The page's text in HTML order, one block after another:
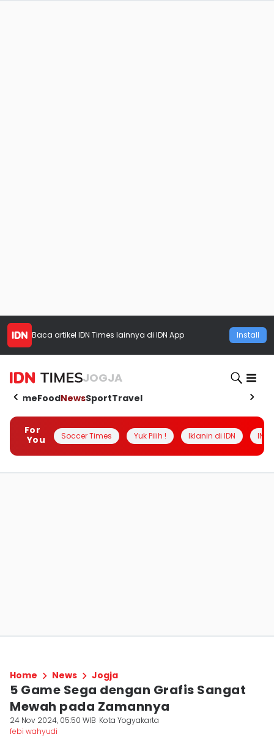
Baca artikel IDN Times lainnya di IDN App Install
JOGJA
HomeFoodNewsSportTravel
For
You
Soccer Times Yuk Pilih ! Iklanin di IDN
Home News Jogja
5 Game Sega dengan Grafis Sangat
Mewah pada Zamannya
24 Nov 2024, 05:50 WIB Kota Yogyakarta
febi wahyudi